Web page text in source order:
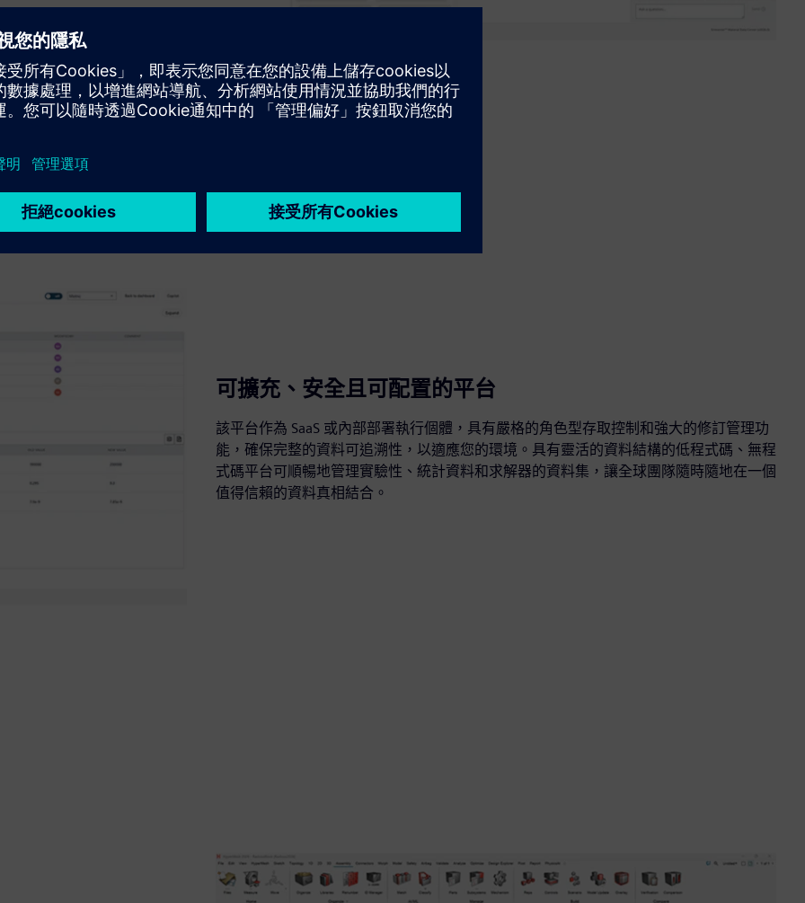
可擴充、安全且可配置的平台
該平台作為 SaaS 或內部部署執行個體，具有嚴格的角色型存取控制和強大的修訂管理功
能，確保完整的資料可追溯性，以適應您的環境。具有靈活的資料結構的低程式碼、無程
式碼平台可順暢地管理實驗性、統計資料和求解器的資料集，讓全球團隊隨時隨地在一個
值得信賴的資料真相結合。